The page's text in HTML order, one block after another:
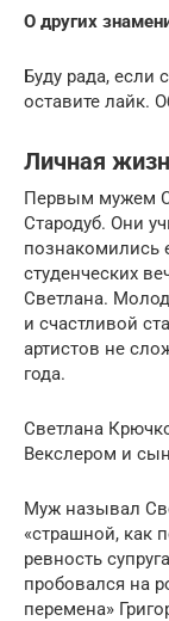
О других
Буду рада, если
оставите лайк.
Личная
Первым мужем
Стародуб. Они
познакомились
студенческих
Светлана.
и счастливой
артистов не
года.
Светлана
Векслером и
Муж называл
«страшной, как
ревность
пробовался на
перемена»